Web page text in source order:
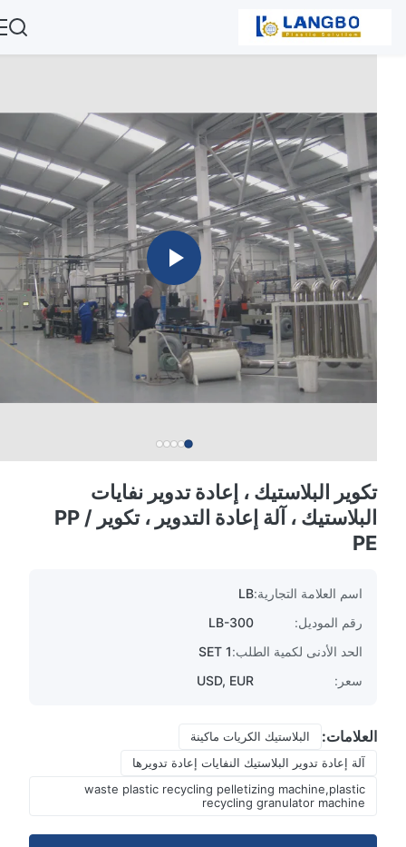
تكوير البلاستيك ، إعادة تدوير نفايات
البلاستيك ، آلة إعادة التدوير ، تكوير PP /
اسم العلامة التجارية:LB
رقم الموديل:
LB-300
الحد الأدنى لكمية الطلب:1 SET
USD, EUR
العلامات:
البلاستيك الكريات ماكينة
آلة إعادة تدوير البلاستيك النفايات إعادة تدويرها
waste plastic recycling pelletizing machine,plastic
recycling granulator machine